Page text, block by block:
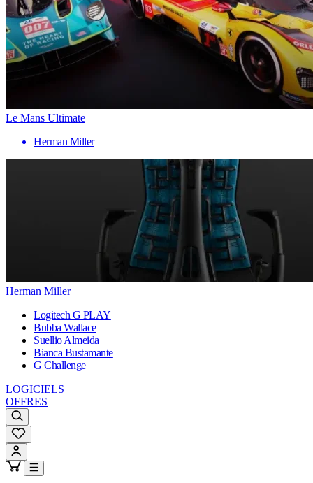
Le Mans Ultimate
Herman Miller
Herman Miller
Logitech G PLAY
Bubba Wallace
Suellio Almeida
Bianca Bustamante
G Challenge
LOGICIELS
OFFRES